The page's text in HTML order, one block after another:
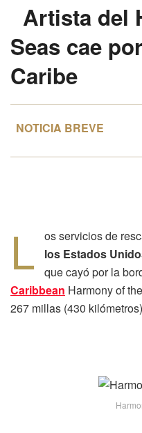
Artista del
Seas cae
Caribe
NOTICIA BREVE
L os servicios de
los Estados
que cayó por la
Caribbean Harmony of
267 millas (430